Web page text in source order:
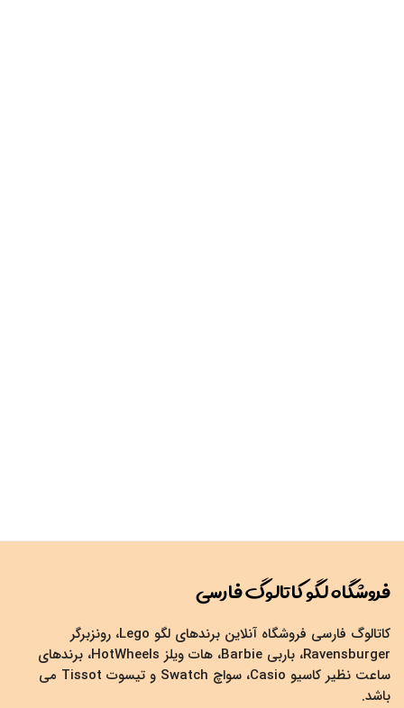
فروشگاه لگو کاتالوگ فارسی
کاتالوگ فارسی فروشگاه آنلاین برندهای لگو Lego، رونزبرگر
Ravensburger، باربی Barbie، هات ویلز HotWheels، برندهای
ساعت نظیر کاسیو Casio، سواچ Swatch و تیسوت Tissot می
باشد.